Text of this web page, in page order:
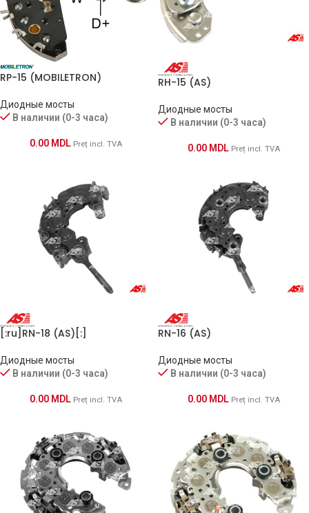
RP-15 (MOBILETRON)
Диодные мосты
В наличии (0-3 часа)
0.00 MDL Preț incl. TVA
RH-15 (AS)
Диодные мосты
В наличии (0-3 часа)
0.00 MDL Preț incl. TVA
[:ru]RN-18 (AS)[:]
Диодные мосты
В наличии (0-3 часа)
0.00 MDL Preț incl. TVA
RN-16 (AS)
Диодные мосты
В наличии (0-3 часа)
0.00 MDL Preț incl. TVA